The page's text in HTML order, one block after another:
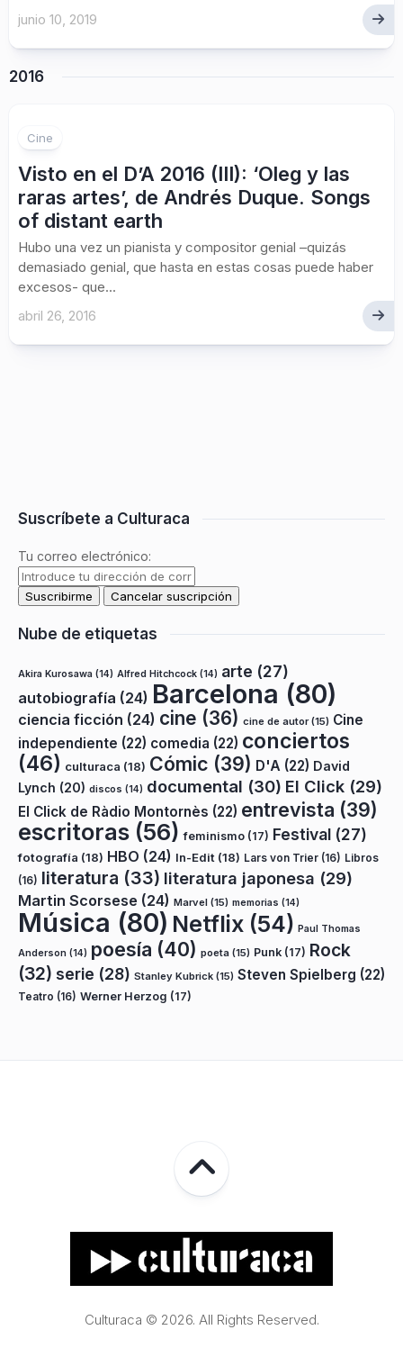
junio 10, 2019
2016
Cine
Visto en el D’A 2016 (III): ‘Oleg y las
raras artes’, de Andrés Duque. Songs
of distant earth
Hubo una vez un pianista y compositor genial –quizás
demasiado genial, que hasta en estas cosas puede haber
excesos- que...
abril 26, 2016
Suscríbete a Culturaca
Tu correo electrónico:
Nube de etiquetas
Akira Kurosawa (14) Alfred Hitchcock (14) arte (27)
autobiografía (24) Barcelona (80)
ciencia ficción (24) cine (36) cine de autor(15) Cine
independiente (22) comedia (22) conciertos
(46) culturaca (18) Cómic (39) D'A (22) David
Lynch (20) discos (14) documental (30) El Click (29)
El Click de Ràdio Montornès (22) entrevista (39)
escritoras (56) feminismo (17) Festival (27)
fotografía (18) HBO (24) In-Edit (18) Lars von Trier (16) Libros
(16) literatura (33) literatura japonesa (29)
Martin Scorsese (24) Marvel (15) memorias (14)
Música (80) Netflix (54) Paul Thomas
Anderson (14) poesía (40) poeta (15) Punk (17) Rock
(32) serie (28) Stanley Kubrick (15) Steven Spielberg (22)
Teatro (16) Werner Herzog (17)
Culturaca © 2026. All Rights Reserved.